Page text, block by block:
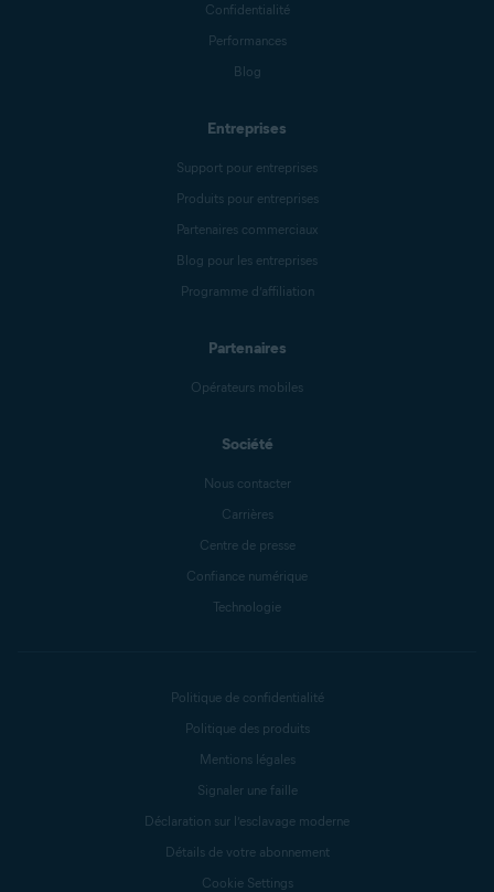
Confidentialité
Performances
Blog
Entreprises
Support pour entreprises
Produits pour entreprises
Partenaires commerciaux
Blog pour les entreprises
Programme d’affiliation
Partenaires
Opérateurs mobiles
Société
Nous contacter
Carrières
Centre de presse
Confiance numérique
Technologie
Politique de confidentialité
Politique des produits
Mentions légales
Signaler une faille
Déclaration sur l’esclavage moderne
Détails de votre abonnement
Cookie Settings